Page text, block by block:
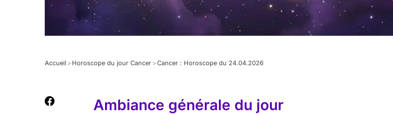
Accueil > Horoscope du jour Cancer >Cancer : Horoscope du 24.04.2026
Ambiance générale du jour